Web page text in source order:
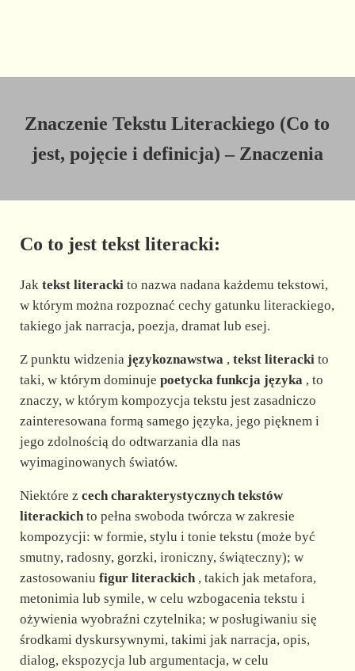
Znaczenie Tekstu Literackiego (Co to
jest, pojęcie i definicja) – Znaczenia
Co to jest tekst literacki:
Jak tekst literackito nazwa nadana każdemu tekstowi,
w którym można rozpoznać cechy gatunku literackiego,
takiego jak narracja, poezja, dramat lub esej.
Z punktu widzenia językoznawstwa, tekst literackito
taki, w którym dominuje poetycka funkcja języka, to
znaczy, w którym kompozycja tekstu jest zasadniczo
zainteresowana formą samego języka, jego pięknem i
jego zdolnością do odtwarzania dla nas
wyimaginowanych światów.
Niektóre z cech charakterystycznych tekstów
literackichto pełna swoboda twórcza w zakresie
kompozycji: w formie, stylu i tonie tekstu (może być
smutny, radosny, gorzki, ironiczny, świąteczny); w
zastosowaniu figur literackich, takich jak metafora,
metonimia lub symile, w celu wzbogacenia tekstu i
ożywienia wyobraźni czytelnika; w posługiwaniu się
środkami dyskursywnymi, takimi jak narracja, opis,
dialog, ekspozycja lub argumentacja, w celu